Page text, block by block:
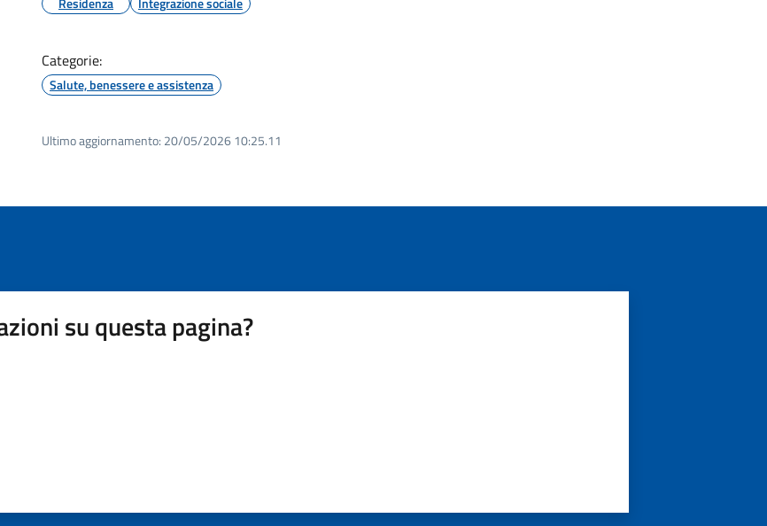
Categorie:
Salute, benessere e assistenza
Ultimo aggiornamento: 20/05/2026 10:25.11
su questa pagina?